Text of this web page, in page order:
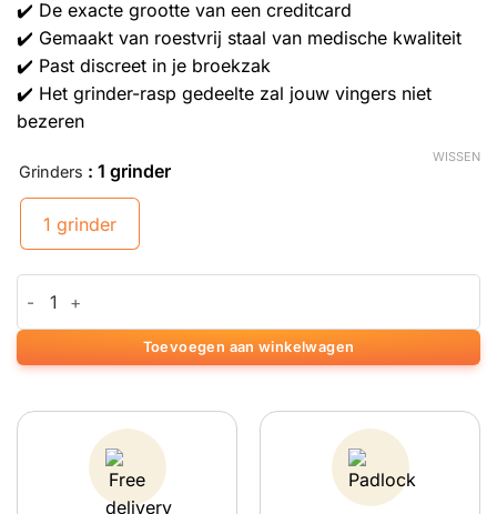
✔️ De exacte grootte van een creditcard
✔️ Gemaakt van roestvrij staal van medische kwaliteit
✔️ Past discreet in je broekzak
✔️ Het grinder-rasp gedeelte zal jouw vingers niet
bezeren
Grinders : 1 grinder
1 grinder
WISSEN
Toevoegen aan winkelwagen